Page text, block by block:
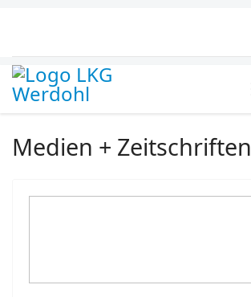
Medien + Zeitschriften